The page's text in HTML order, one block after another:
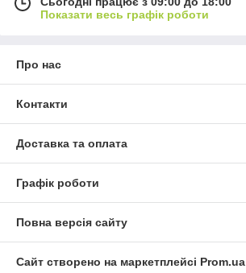
Показати весь графік роботи
Про нас
Контакти
Доставка та оплата
Графік роботи
Повна версія сайту
Сайт створено на маркетплейсі Prom.ua